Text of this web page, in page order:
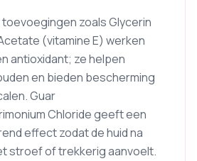
zoals Glycerin
(vitamine E) werken
antioxidant; ze helpen
en bieden bescherming
Guar
Chloride geeft een
effect zodat de huid na
stroef of trekkerig aanvoelt.